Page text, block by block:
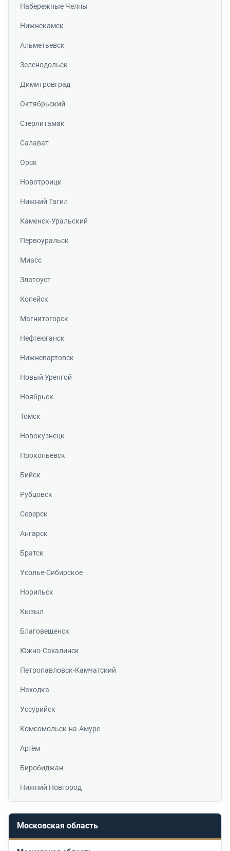
Набережные Челны
Нижнекамск
Альметьевск
Зеленодольск
Димитровград
Октябрьский
Стерлитамак
Салават
Орск
Новотроицк
Нижний Тагил
Каменск-Уральский
Первоуральск
Миасс
Златоуст
Копейск
Магнитогорск
Нефтеюганск
Нижневартовск
Новый Уренгой
Ноябрьск
Томск
Новокузнецк
Прокопьевск
Бийск
Рубцовск
Северск
Ангарск
Братск
Усолье-Сибирское
Норильск
Кызыл
Благовещенск
Южно-Сахалинск
Петропавловск-Камчатский
Находка
Уссурийск
Комсомольск-на-Амуре
Артём
Биробиджан
Нижний Новгород
Московская область